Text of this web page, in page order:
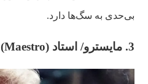
بی‌حدی به سگ‌ها دارد.
3. مایسترو/ استاد (Maestro)